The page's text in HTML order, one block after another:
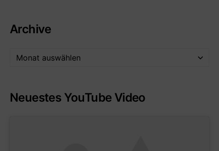
Archive
Neuestes YouTube Video